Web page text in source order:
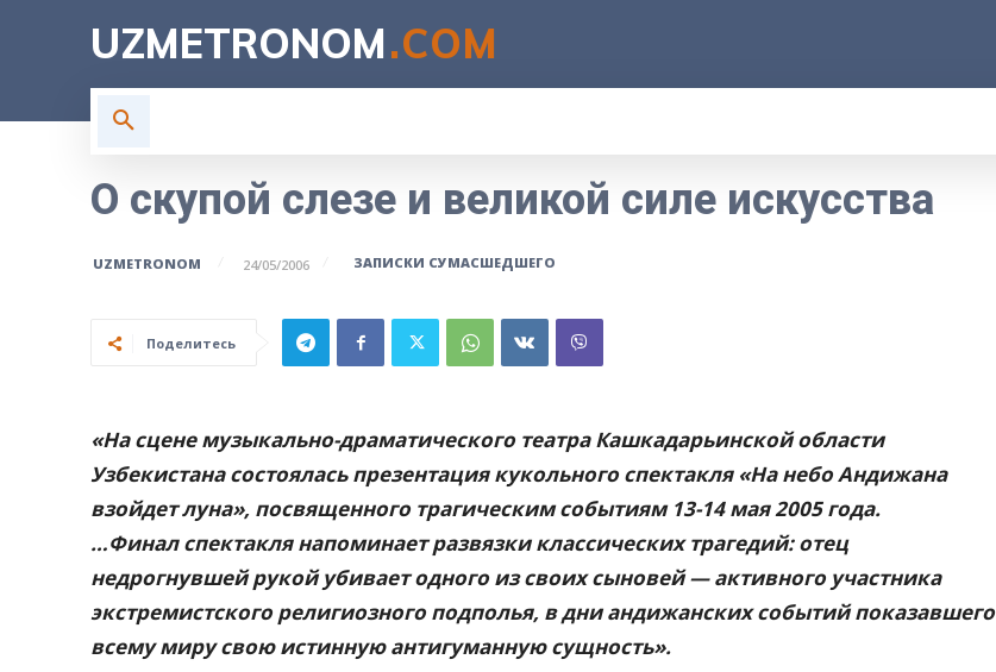
UZMETRONOM.COM
О скупой слезе и великой силе искусства
UZMETRONOM 24/05/2006 ЗАПИСКИ СУМАСШЕДШЕГО
Поделитесь
«На сцене музыкально-драматического театра Кашкадарьинской области
Узбекистана состоялась презентация кукольного спектакля «На небо Андижана
взойдет луна», посвященного трагическим событиям 13-14 мая 2005 года.
…Финал спектакля напоминает развязки классических трагедий: отец
недрогнувшей рукой убивает одного из своих сыновей — активного участника
экстремистского религиозного подполья, в дни андижанских событий показавшего
всему миру свою истинную антигуманную сущность».